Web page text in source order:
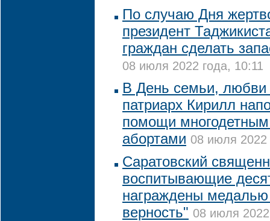
По случаю Дня
президент
граждан сделать
08 июля 2022 года, 10:11
В День семьи, любви
патриарх Кирилл
помощи
абортами 08 июля 2022
Саратовский
воспитывающие
награждены
верность" 08 июля